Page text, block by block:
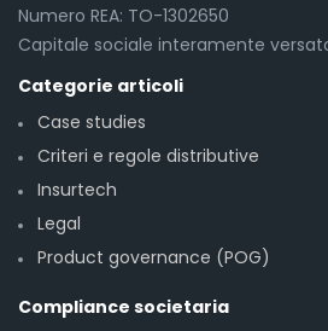
Numero REA: TO-1302650
Capitale sociale interamente
Categorie articoli
Case studies
Criteri e regole distributive
Insurtech
Legal
Product governance (POG)
Compliance societaria